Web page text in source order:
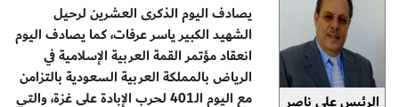
الرئيس علي ناصر
يصادف اليوم الذكرى العشرين لرحيل
الشهيد الكبير ياسر عرفات، كما يصادف اليوم
انعقاد مؤتمر القمة العربية الإسلامية في
الرياض بالمملكة العربية السعودية بالتزامن
مع اليوم الـ401 لحرب الإبادة على غزة، والتي